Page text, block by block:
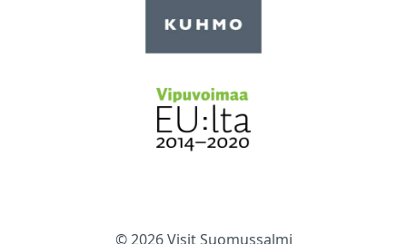
© 2026 Visit Suomussalmi